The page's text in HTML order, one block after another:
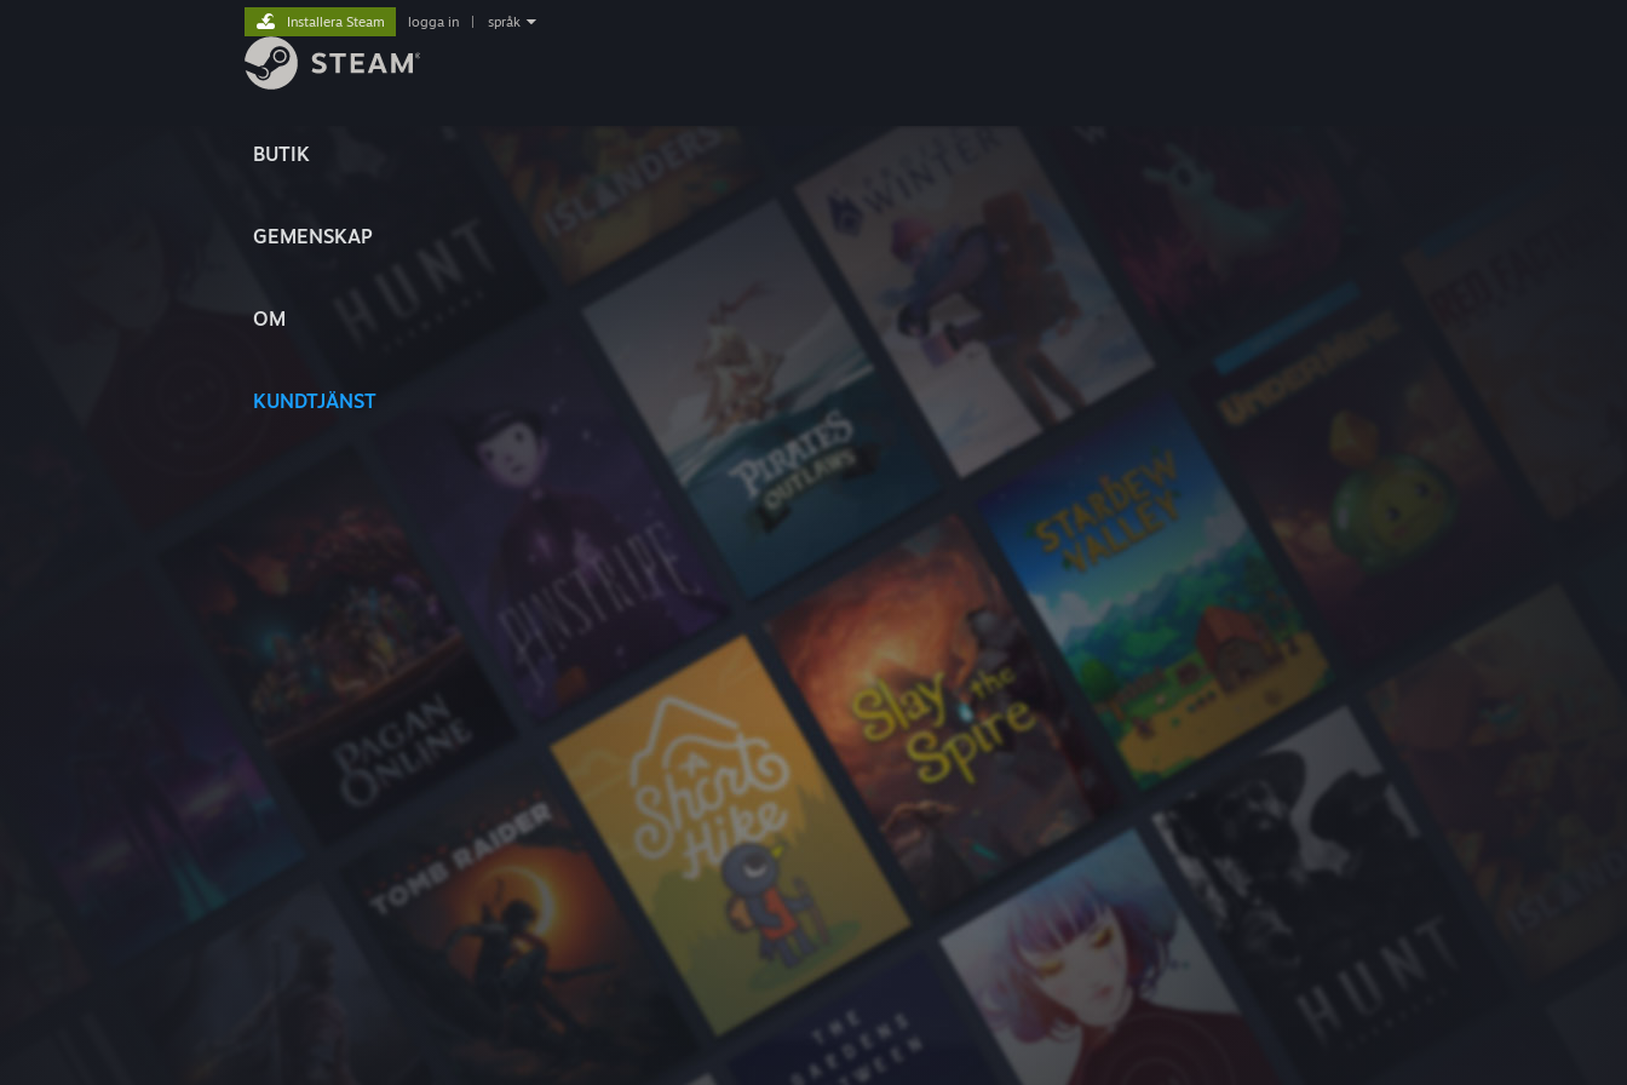
BUTIK
GEMENSKAP
OM
KUNDTJÄNST
Installera Steam logga in språk